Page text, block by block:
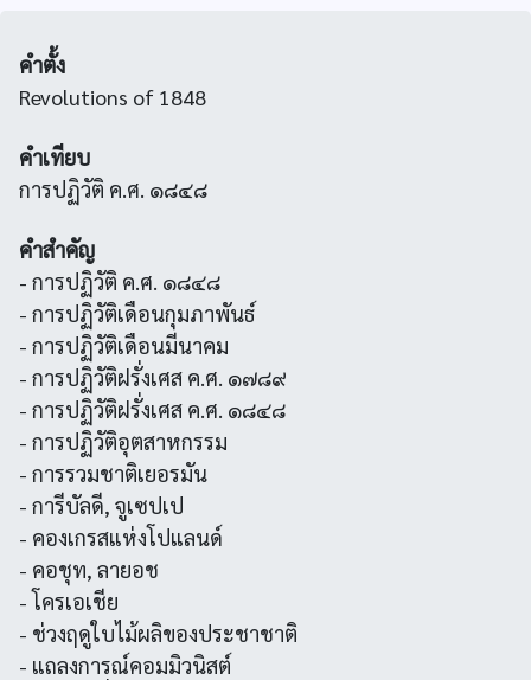
คำตั้ง
Revolutions of 1848
คำเทียบ
การปฏิวัติ ค.ศ. ๑๘๔๘
คำสำคัญ
- การปฏิวัติ ค.ศ. ๑๘๔๘
- การปฏิวัติเดือนกุมภาพันธ์
- การปฏิวัติเดือนมีนาคม
- การปฏิวัติฝรั่งเศส ค.ศ. ๑๗๘๙
- การปฏิวัติฝรั่งเศส ค.ศ. ๑๘๔๘
- การปฏิวัติอุตสาหกรรม
- การรวมชาติเยอรมัน
- การีบัลดี, จูเซปเป
- คองเกรสแห่งโปแลนด์
- คอชุท, ลายอช
- โครเอเชีย
- ช่วงฤดูใบไม้ผลิของประชาชาติ
- แถลงการณ์คอมมิวนิสต์